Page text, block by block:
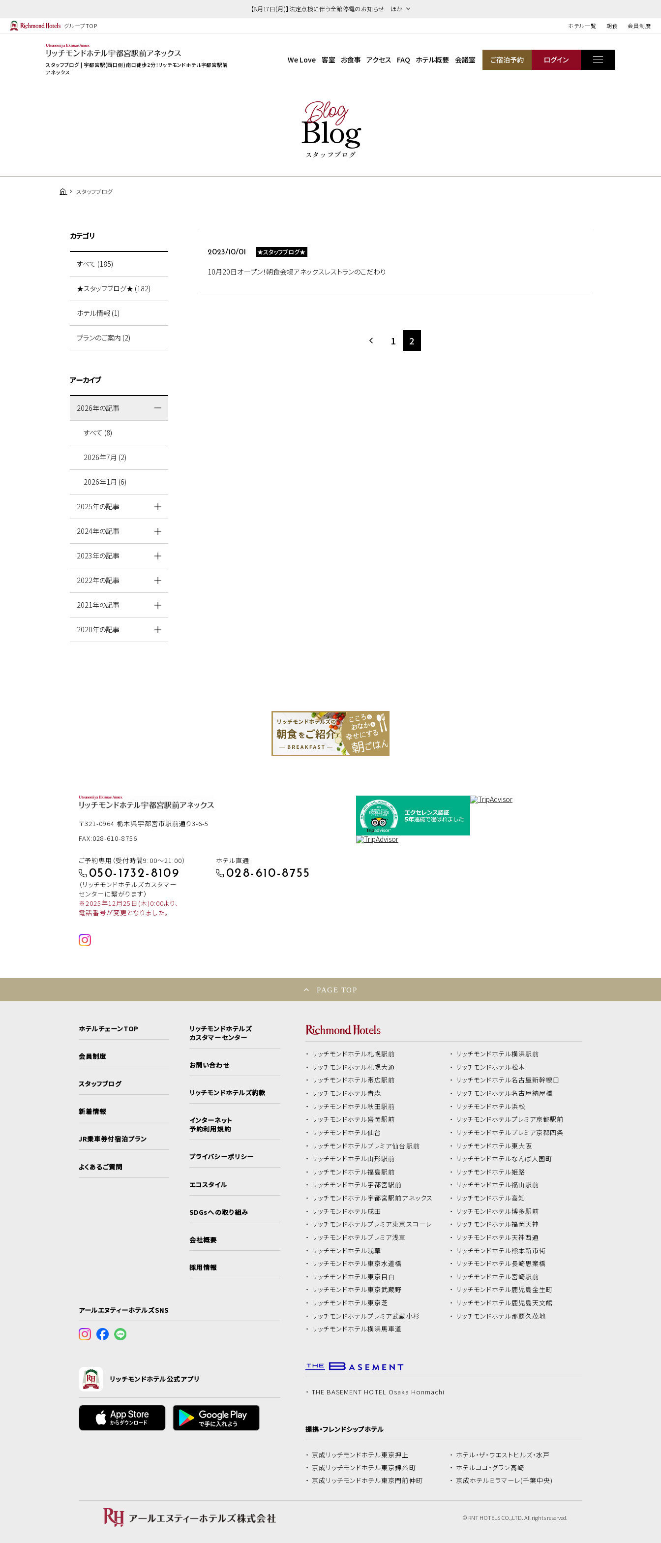
【8月17日(月)】法定点検に伴う全館停電のお知らせ ほか
グループTOP ホテル一覧 朝食 会員制度
スタッフブログ | 宇都宮駅(西口側)南口徒歩2分！リッチモンドホテル宇都宮駅前
アネックス
We Love 客室 お食事 アクセス FAQ ホテル概要 会議室 ご宿泊予約 ログイン
Blog
Blog
スタッフブログ
スタッフブログ
2023/10/01 ★スタッフブログ★
10月20日オープン！朝食会場アネックスレストランのこだわり
1 2
カテゴリ
すべて (185)
★スタッフブログ★ (182)
ホテル情報 (1)
プランのご案内 (2)
アーカイブ
2026年の記事
すべて (8)
2026年7月 (2)
2026年1月 (6)
2025年の記事
2024年の記事
2023年の記事
2022年の記事
2021年の記事
2020年の記事
〒321-0964栃木県宇都宮市駅前通り3-6-5
FAX:028-610-8756
ご予約専用（受付時間9:00～21:00）
050-1732-8109
（リッチモンドホテルズカスタマー
センターに繋がります）
※2025年12月25日(木)0:00より、
電話番号が変更となりました。
ホテル直通
028-610-8755
PAGE TOP
ホテルチェーンTOP
会員制度
スタッフブログ
新着情報
JR乗車券付宿泊プラン
よくあるご質問
リッチモンドホテルズ
カスタマーセンター
お問い合わせ
リッチモンドホテルズ約款
インターネット
予約利用規約
プライバシーポリシー
エコスタイル
SDGsへの取り組み
会社概要
採用情報
アールエヌティーホテルズSNS
リッチモンドホテル公式アプリ
リッチモンドホテル札幌駅前
リッチモンドホテル札幌大通
リッチモンドホテル帯広駅前
リッチモンドホテル青森
リッチモンドホテル秋田駅前
リッチモンドホテル盛岡駅前
リッチモンドホテル仙台
リッチモンドホテルプレミア仙台駅前
リッチモンドホテル山形駅前
リッチモンドホテル福島駅前
リッチモンドホテル宇都宮駅前
リッチモンドホテル宇都宮駅前アネックス
リッチモンドホテル成田
リッチモンドホテルプレミア東京スコーレ
リッチモンドホテルプレミア浅草
リッチモンドホテル浅草
リッチモンドホテル東京水道橋
リッチモンドホテル東京目白
リッチモンドホテル東京武蔵野
リッチモンドホテル東京芝
リッチモンドホテルプレミア武蔵小杉
リッチモンドホテル横浜馬車道
リッチモンドホテル横浜駅前
リッチモンドホテル松本
リッチモンドホテル名古屋新幹線口
リッチモンドホテル名古屋納屋橋
リッチモンドホテル浜松
リッチモンドホテルプレミア京都駅前
リッチモンドホテルプレミア京都四条
リッチモンドホテル東大阪
リッチモンドホテルなんば大国町
リッチモンドホテル姫路
リッチモンドホテル福山駅前
リッチモンドホテル高知
リッチモンドホテル博多駅前
リッチモンドホテル福岡天神
リッチモンドホテル天神西通
リッチモンドホテル熊本新市街
リッチモンドホテル長崎思案橋
リッチモンドホテル宮崎駅前
リッチモンドホテル鹿児島金生町
リッチモンドホテル鹿児島天文館
リッチモンドホテル那覇久茂地
THE BASEMENT HOTEL Osaka Honmachi
提携・フレンドシップホテル
京成リッチモンドホテル東京押上 ホテル・ザ・ ウエストヒルズ・水戸
京成リッチモンドホテル東京錦糸町 ホテルココ・グラン高崎
京成リッチモンドホテル東京門前仲町 京成ホテルミラマーレ(千葉中央)
© RNT HOTELS CO.,LTD. All rights reserved.